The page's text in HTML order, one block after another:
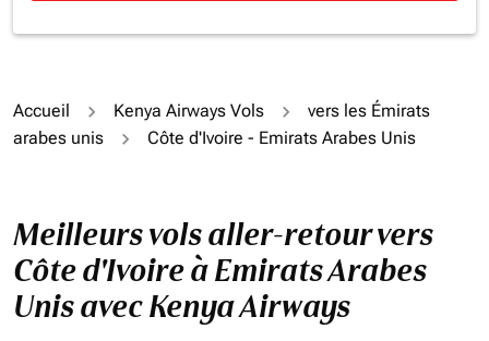
Accueil Kenya Airways Vols
vers les Émirats
arabes unis
Côte d'Ivoire - Emirats Arabes Unis
Meilleurs vols aller-retour vers
Côte d'Ivoire à Emirats Arabes
Unis avec Kenya Airways